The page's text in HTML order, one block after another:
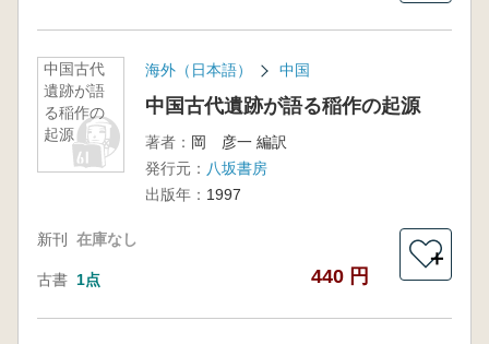
中国古代
遺跡が語
る稲作の
起源
海外（日本語） 中国
中国古代遺跡が語る稲作の起源
著者： 岡 彦一 編訳
発行元： 八坂書房
出版年： 1997
新刊 在庫なし
古書 1点 440 円
＋